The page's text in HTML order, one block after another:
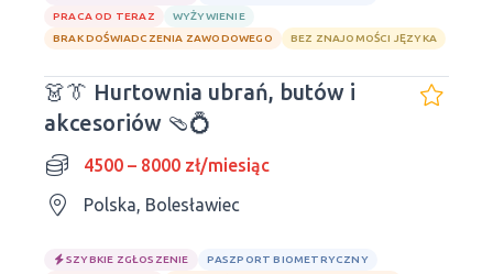
PRACA OD TERAZ
WYŻYWIENIE
BRAK DOŚWIADCZENIA ZAWODOWEGO
BEZ ZNAJOMOŚCI JĘZYKA
👗👔 Hurtownia ubrań, butów i
akcesoriów 🩴💍
4500 – 8000 zł/miesiąc
Polska, Bolesławiec
SZYBKIE ZGŁOSZENIE
PASZPORT BIOMETRYCZNY